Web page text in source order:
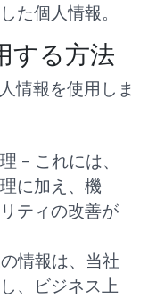
た個人情報。
する方法
情報を使用しま
– これには、
に加え、機
ティの改善が
情報は、当社
、ビジネス上